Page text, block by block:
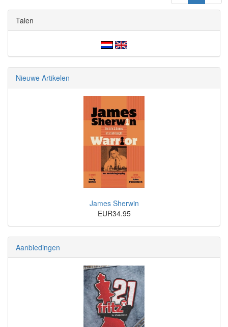
Talen
Nieuwe Artikelen
James Sherwin
EUR34.95
Aanbiedingen